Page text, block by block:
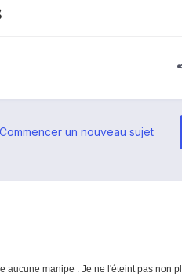
Commencer un nouveau sujet
manipe . Je ne l'éteint pas non